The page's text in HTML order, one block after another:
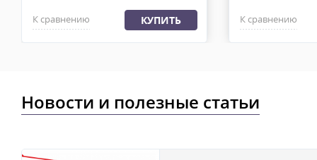
К сравнению КУПИТЬ К сравнению
Новости и полезные статьи